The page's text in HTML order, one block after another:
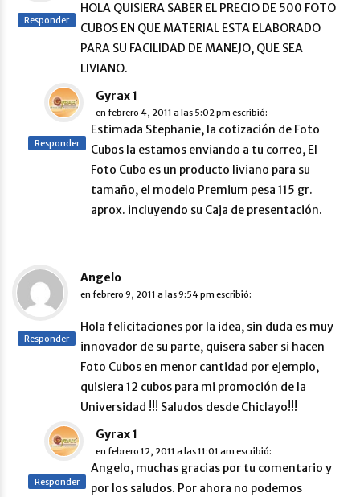
HOLA QUISIERA SABER EL PRECIO DE 500 FOTO
CUBOS EN QUE MATERIAL ESTA ELABORADO
PARA SU FACILIDAD DE MANEJO, QUE SEA
LIVIANO.
Responder
Gyrax 1
en febrero 4, 2011 a las 5:02 pm escribió:
Estimada Stephanie, la cotización de Foto
Cubos la estamos enviando a tu correo, El
Foto Cubo es un producto liviano para su
tamaño, el modelo Premium pesa 115 gr.
aprox. incluyendo su Caja de presentación.
Responder
Angelo
en febrero 9, 2011 a las 9:54 pm escribió:
Hola felicitaciones por la idea, sin duda es muy
innovador de su parte, quisera saber si hacen
Foto Cubos en menor cantidad por ejemplo,
quisiera 12 cubos para mi promoción de la
Universidad !!! Saludos desde Chiclayo!!!
Responder
Gyrax 1
en febrero 12, 2011 a las 11:01 am escribió:
Angelo, muchas gracias por tu comentario y
por los saludos. Por ahora no podemos
Responder